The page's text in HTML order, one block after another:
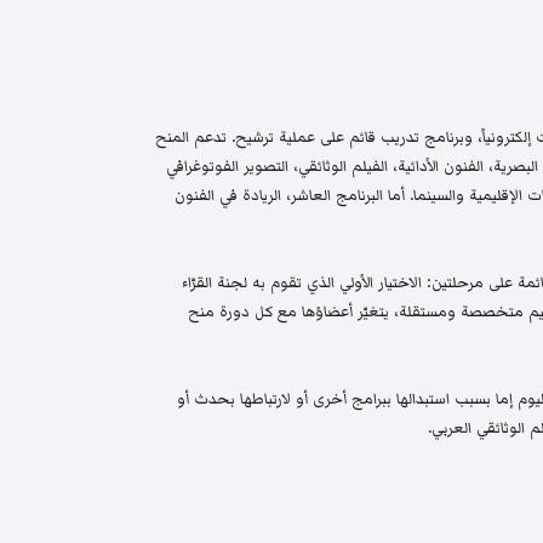
وبرنامج تدريب قائم على عملية ترشيح. تدعم المنح
الفنون الأدائية، الفيلم الوثائقي، التصوير الفوتوغرافي
والسينما. أما البرنامج العاشر، الريادة في الفنون
قائمة على مرحلتين: الاختيار الأولي الذي تقوم به لجنة القرّاء
متخصصة ومستقلة، يتغيّر أعضاؤها مع كل دورة منح
إما بسبب استبدالها ببرامج أخرى أو لارتباطها بحدث أو
الوثائقي العربي.